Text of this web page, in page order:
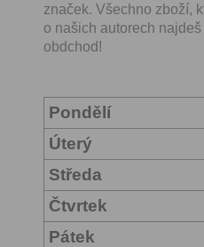
značek. Všechno zboží,
o našich autorech
obdchod!
Pondělí
Úterý
Středa
Čtvrtek
Pátek